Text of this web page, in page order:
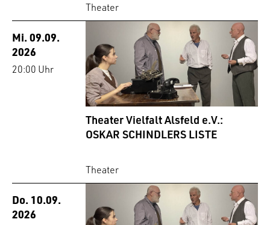
Theater
Mi. 09.09.
2026
20:00 Uhr
Theater Vielfalt Alsfeld e.V.:
OSKAR SCHINDLERS LISTE
Theater
Do. 10.09.
2026